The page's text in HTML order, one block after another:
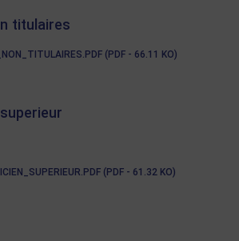
titulaires
(PDF - 66.11 KO)
(PDF - 61.32 KO)